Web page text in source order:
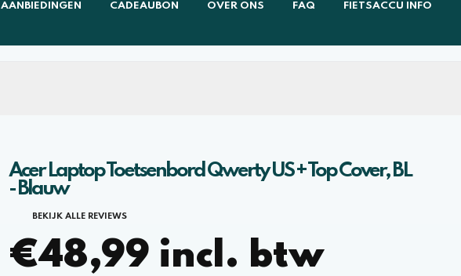
AANBIEDINGEN CADEAUBON OVER ONS FAQ FIETSACCU INFO
Acer Laptop Toetsenbord Qwerty US + Top Cover, BL
- Blauw
BEKIJK ALLE REVIEWS
€48,99 incl. btw